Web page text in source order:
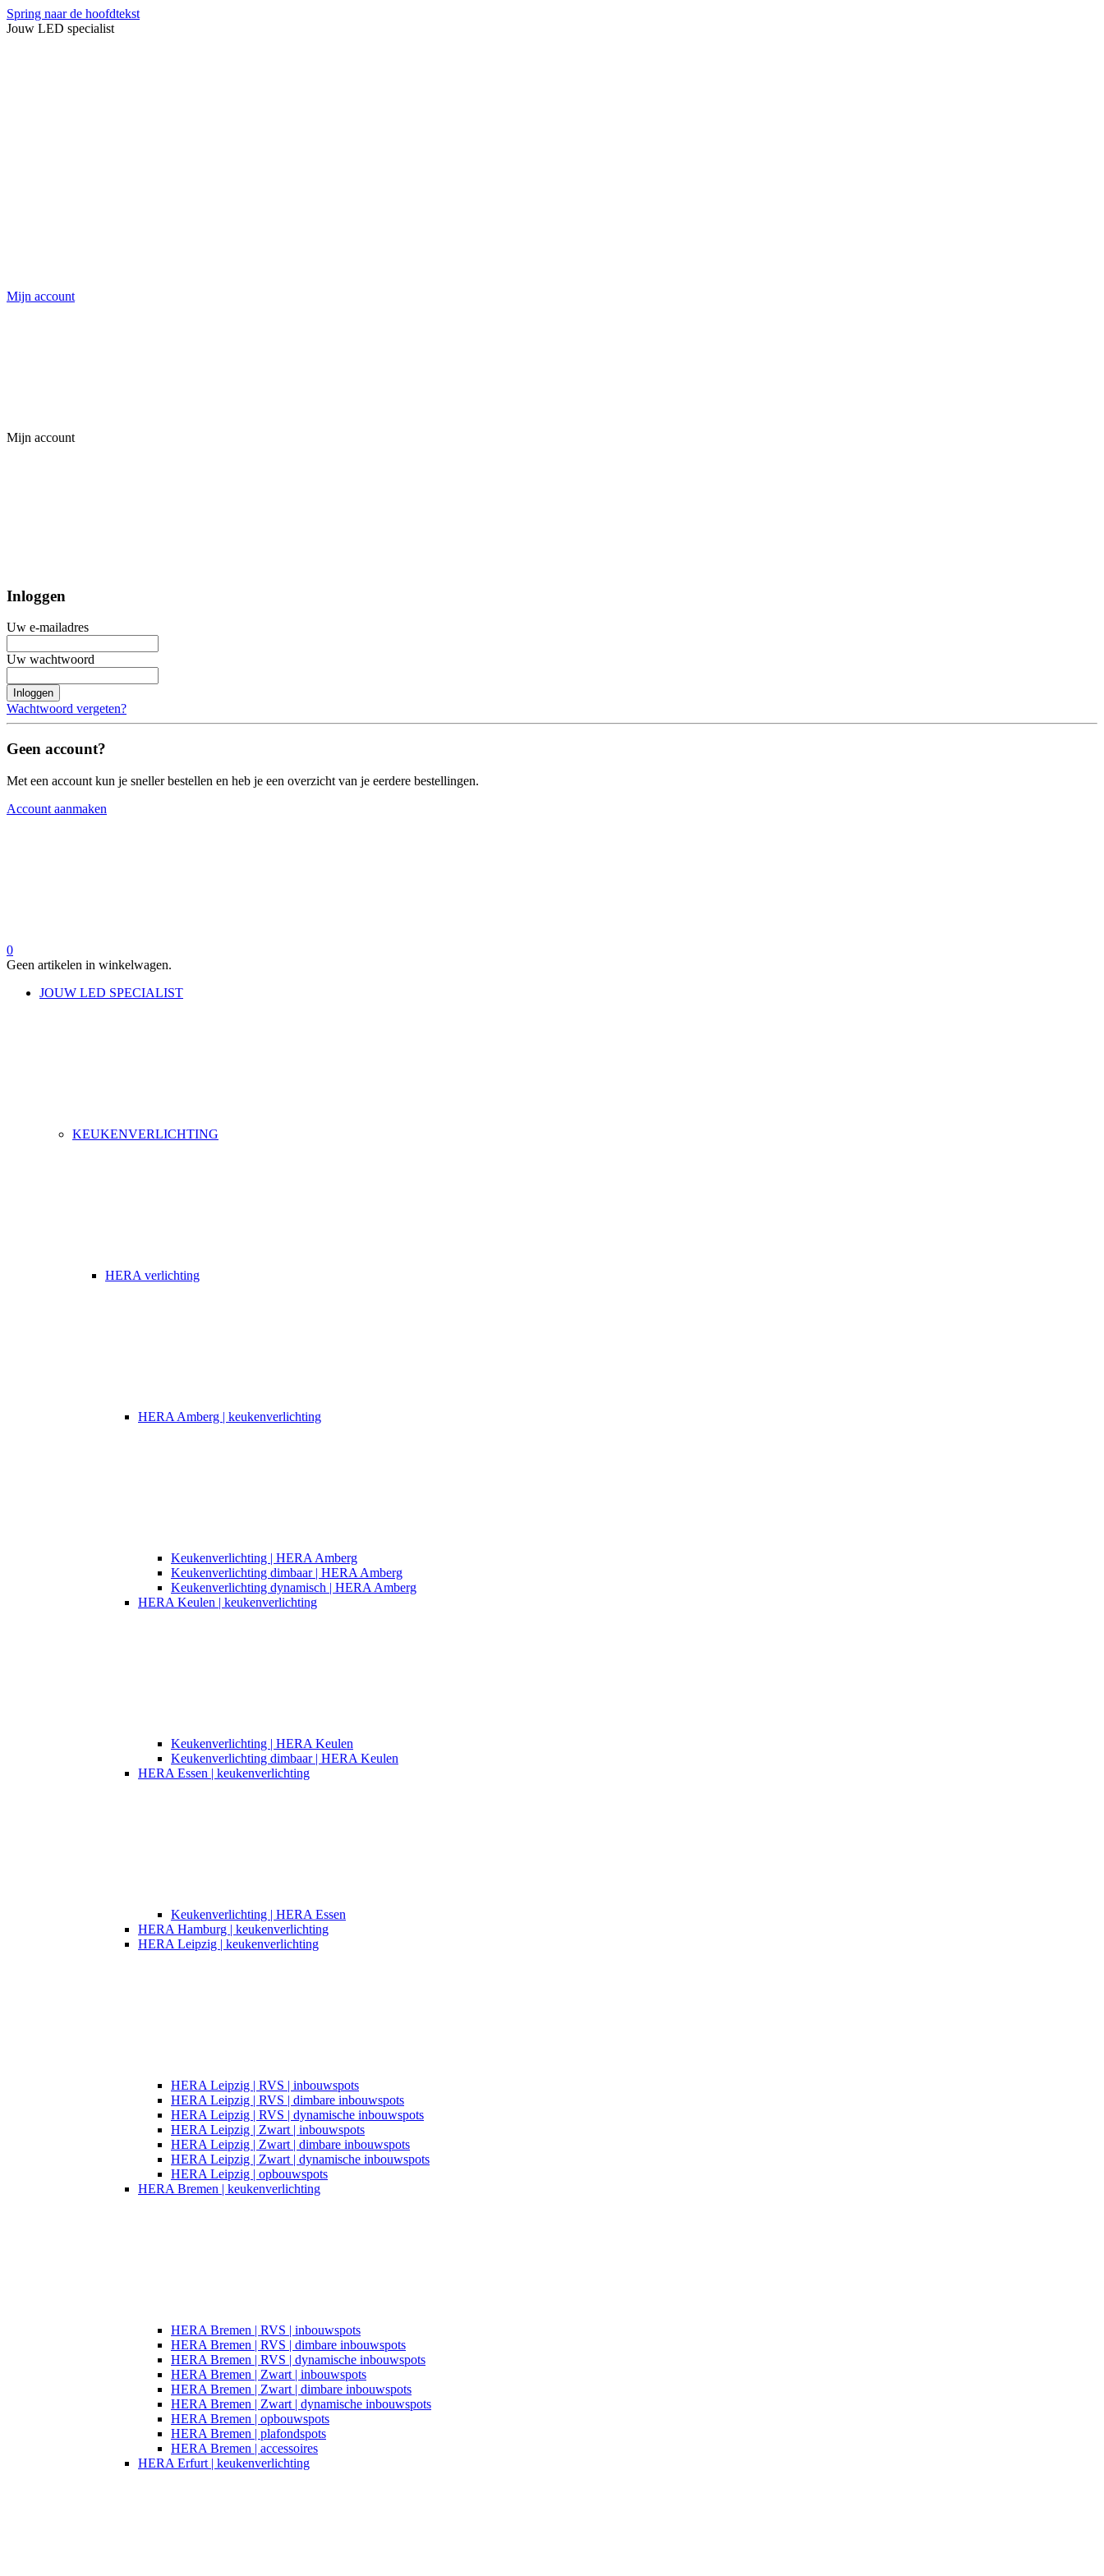
Spring naar de hoofdtekst
Jouw LED specialist
Mijn account
Mijn account
Inloggen
Uw e-mailadres
Uw wachtwoord
Inloggen
Wachtwoord vergeten?
Geen account?
Met een account kun je sneller bestellen en heb je een overzicht van je eerdere bestellingen.
Account aanmaken
0
Geen artikelen in winkelwagen.
JOUW LED SPECIALIST
KEUKENVERLICHTING
HERA verlichting
HERA Amberg | keukenverlichting
Keukenverlichting | HERA Amberg
Keukenverlichting dimbaar | HERA Amberg
Keukenverlichting dynamisch | HERA Amberg
HERA Keulen | keukenverlichting
Keukenverlichting | HERA Keulen
Keukenverlichting dimbaar | HERA Keulen
HERA Essen | keukenverlichting
Keukenverlichting | HERA Essen
HERA Hamburg | keukenverlichting
HERA Leipzig | keukenverlichting
HERA Leipzig | RVS | inbouwspots
HERA Leipzig | RVS | dimbare inbouwspots
HERA Leipzig | RVS | dynamische inbouwspots
HERA Leipzig | Zwart | inbouwspots​
HERA Leipzig | Zwart | dimbare inbouwspots
HERA Leipzig | Zwart | dynamische inbouwspots
HERA Leipzig | opbouwspots
HERA Bremen | keukenverlichting
HERA Bremen | RVS | inbouwspots
HERA Bremen | RVS | dimbare inbouwspots
HERA Bremen | RVS | dynamische inbouwspots
HERA Bremen | Zwart | inbouwspots
HERA Bremen | Zwart | dimbare inbouwspots
HERA Bremen | Zwart | dynamische inbouwspots
HERA Bremen | opbouwspots
HERA Bremen | plafondspots
HERA Bremen | accessoires
HERA Erfurt | keukenverlichting